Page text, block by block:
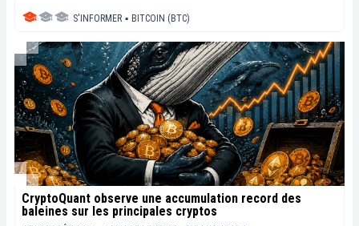
S'INFORMER ▪ BITCOIN (BTC)
CryptoQuant observe une accumulation record des
baleines sur les principales cryptos